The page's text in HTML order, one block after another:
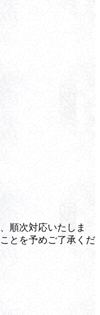
順次対応いたしま
とを予めご了承くだ